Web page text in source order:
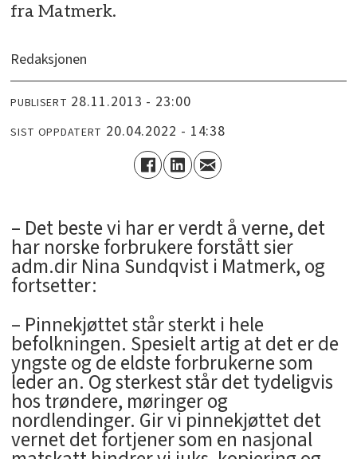
fra Matmerk.
Redaksjonen
PUBLISERT 28.11.2013 - 23:00
SIST OPPDATERT 20.04.2022 - 14:38
– Det beste vi har er verdt å verne, det
har norske forbrukere forstått sier
adm.dir Nina Sundqvist i Matmerk, og
fortsetter:
– Pinnekjøttet står sterkt i hele
befolkningen. Spesielt artig at det er de
yngste og de eldste forbrukerne som
leder an. Og sterkest står det tydeligvis
hos trøndere, møringer og
nordlendinger. Gir vi pinnekjøttet det
vernet det fortjener som en nasjonal